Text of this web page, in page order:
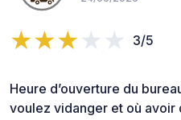
3/5
Heure d’ouverture du
voulez vidanger et où avoir